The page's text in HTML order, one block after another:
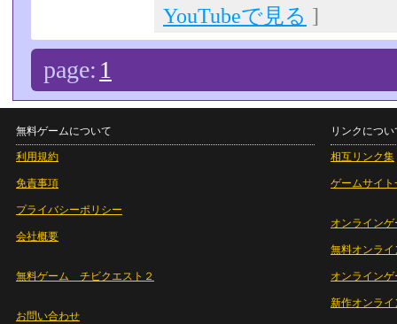
YouTubeで見る ]
page: 1
無料ゲームについて
利用規約
免責事項
プライバシーポリシー
会社概要
無料ゲーム チビクエスト２
お問い合わせ
リンクについ
相互リンク集
ゲームサイト
オンラインゲ
無料オンライ
オンライン
新作オンライ